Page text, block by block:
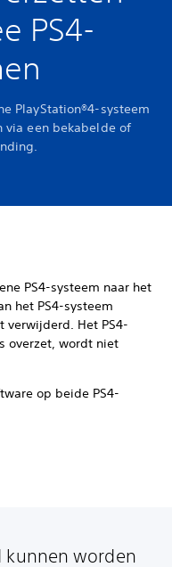
PS4-
PlayStation®4-systeem
via een bekabelde of
PS4-systeem naar het
het PS4-systeem
verwijderd. Het PS4-
overzet, wordt niet
op beide PS4-
kunnen worden